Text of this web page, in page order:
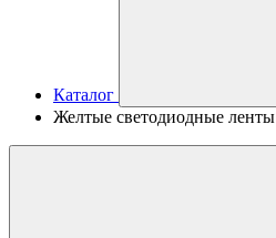
Каталог
Желтые светодиодные ленты